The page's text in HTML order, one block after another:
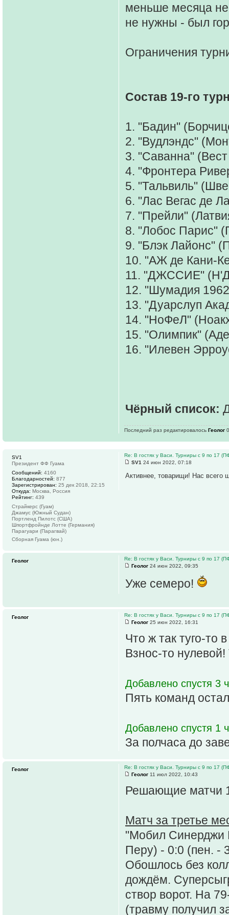
меньше месяца
не нужны - был
Ограничения
Состав 19-го
1. "Бадин"
2. "Вудлэндс"
3. "Саванна"
4. "Фронтера
5. "Тальвиль"
6. "Лас Вегас де
7. "Прейли"
8. "Лобос Парис"
9. "Блэк Лайонс"
10. "АЖ де Кани-
11. "ДЖССИЕ"
12. "Шумадия
13. "Дуарслуп
14. "НоФеЛ"
15. "Олимпик"
16. "Илевен
Чёрный список:
Последний раз редактировалось Геолог
Re: В гостях у Васи. Турниры с 9 по 17
SV1 24 июн 2022, 07:18
Активнее, товарищи! Нас всего
SV1
Президент ФФ Гуама
Сообщений: 4160
Благодарностей: 877
Зарегистрирован: 25 дек 2018, 22:15
Откуда: Москва, Россия
Рейтинг: 439
Страйкерс (Гуам)
Джамус (Южный Судан)
Портленд Пилотс (США)
Шпортфройнде Лотте (Германия)
Парагуари (Парагвай)
Сборная Гуама (юн.)
Re: В гостях у Васи. Турниры с 9 по 17
Геолог 24 июн 2022, 09:35
Уже семеро!
Геолог
Re: В гостях у Васи. Турниры с 9 по 17
Геолог 25 июн 2022, 16:31
Что ж так туго-то
Взнос-то нулевой!
Добавлено спустя 3
Пять команд
Добавлено спустя 1
За полчаса до
Геолог
Re: В гостях у Васи. Турниры с 9 по 17
Геолог 11 июл 2022, 10:43
Решающие матчи
Матч за третье
"Мобил Синерджи
Перу) - 0:0 (пен. -
Обошлось без
дождём.
створ ворот. На
(травму получил
Геолог